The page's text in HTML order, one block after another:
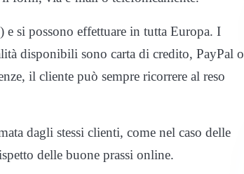
si possono effettuare in tutta Europa. I
disponibili sono carta di credito, PayPal o
il cliente può sempre ricorrere al reso
dagli stessi clienti, come nel caso delle
delle buone prassi online.